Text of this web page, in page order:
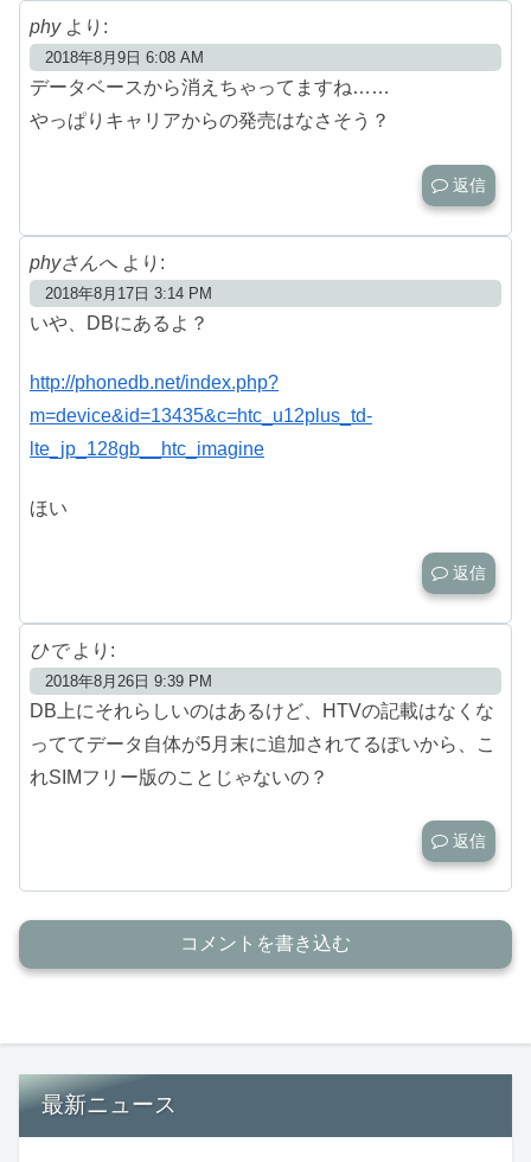
phy より:
2018年8月9日 6:08 AM
データベースから消えちゃってますね……
やっぱりキャリアからの発売はなさそう？
返信
phyさんへ より:
2018年8月17日 3:14 PM
いや、DBにあるよ？
http://phonedb.net/index.php?
m=device&id=13435&c=htc_u12plus_td-
lte_jp_128gb__htc_imagine
ほい
返信
ひで より:
2018年8月26日 9:39 PM
DB上にそれらしいのはあるけど、HTVの記載はなくな
っててデータ自体が5月末に追加されてるぽいから、こ
れSIMフリー版のことじゃないの？
返信
コメントを書き込む
最新ニュース